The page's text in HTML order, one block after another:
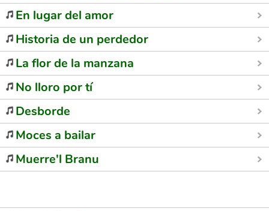
En lugar del amor
Historia de un perdedor
La flor de la manzana
No lloro por tí
Desborde
Moces a bailar
Muerre'l Branu